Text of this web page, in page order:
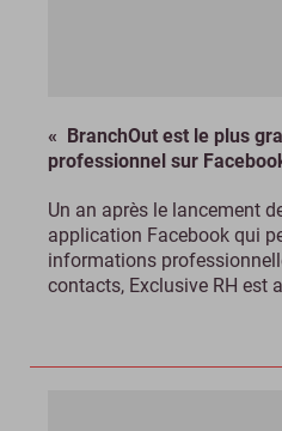
« BranchOut est le plus
professionnel sur
Un an après le lancement
application Facebook qui
informations
contacts, Exclusive RH est